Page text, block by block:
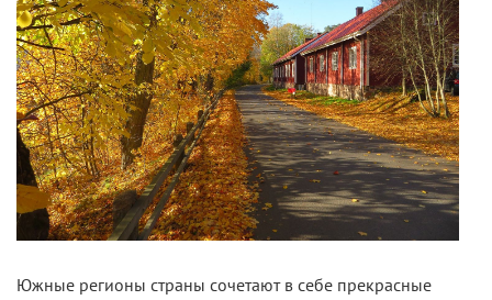
Южные регионы страны сочетают в себе прекрасные